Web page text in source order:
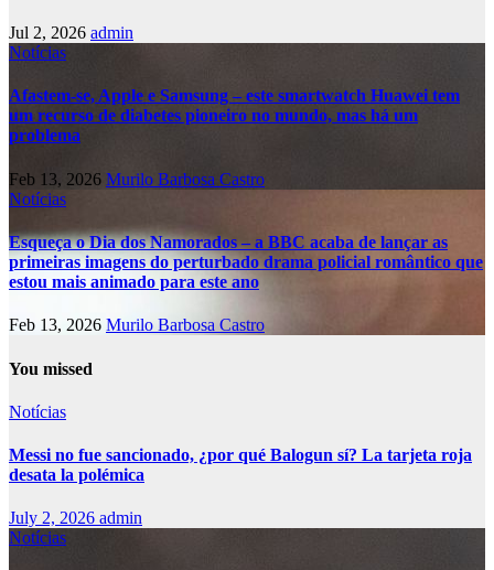
Jul 2, 2026 admin
Notícias
Afastem-se, Apple e Samsung – este smartwatch Huawei tem
um recurso de diabetes pioneiro no mundo, mas há um
problema
Feb 13, 2026 Murilo Barbosa Castro
Notícias
Esqueça o Dia dos Namorados – a BBC acaba de lançar as
primeiras imagens do perturbado drama policial romântico que
estou mais animado para este ano
Feb 13, 2026 Murilo Barbosa Castro
You missed
Notícias
Messi no fue sancionado, ¿por qué Balogun sí? La tarjeta roja
desata la polémica
July 2, 2026 admin
Notícias